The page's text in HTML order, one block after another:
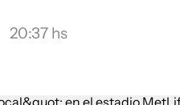
20:37 hs